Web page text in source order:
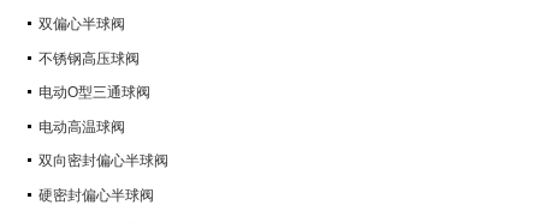
双偏心半球阀
不锈钢高压球阀
电动O型三通球阀
电动高温球阀
双向密封偏心半球阀
硬密封偏心半球阀